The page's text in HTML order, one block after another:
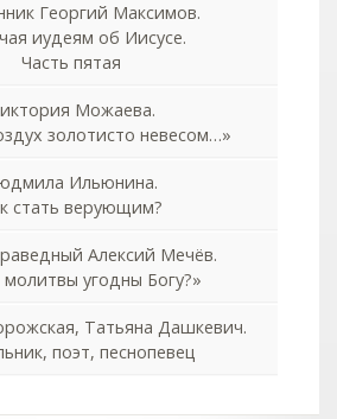
Георгий Максимов.
иудеям об Иисусе.
Часть пятая
Можаева.
золотисто невесом…»
Ильюнина.
стать верующим?
Алексий Мечёв.
молитвы угодны Богу?»
Татьяна Дашкевич.
поэт, песнопевец